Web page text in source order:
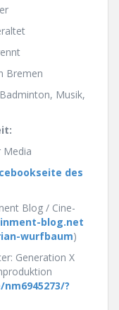
Bremen
Musik,
Media
des
Blog / Cine-
blog.net
wurfbaum)
Generation X
?